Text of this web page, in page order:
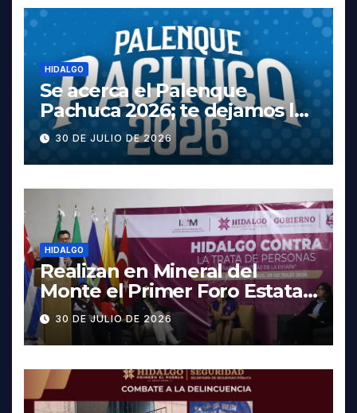
HIDALGO
Se acerca el Palenque
Pachuca 2026; te dejamos la
cartelera completa, las
fechas y los precios
30 DE JULIO DE 2026
HIDALGO
Realizan en Mineral del
Monte el Primer Foro Estatal
contra la Trata de Personas
30 DE JULIO DE 2026